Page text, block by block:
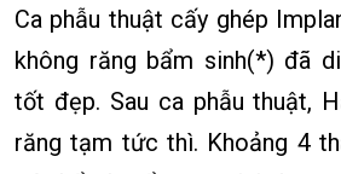
Ca phẫu thuật cấy ghép
không răng bẩm sinh(*) đã
tốt đẹp. Sau ca phẫu thuật,
răng tạm tức thì. Khoảng 4